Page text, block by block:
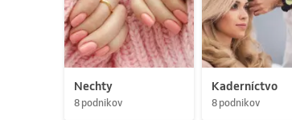
Nechty
8 podnikov
Kaderníctvo
8 podnikov